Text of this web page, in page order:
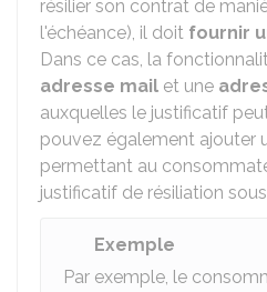
résilier son contrat de
l'échéance), il doit fournir
Dans ce cas, la
adresse mail et une
auxquelles le justificatif
pouvez également ajouter
permettant au
justificatif de résiliation
Exemple
Par exemple, le